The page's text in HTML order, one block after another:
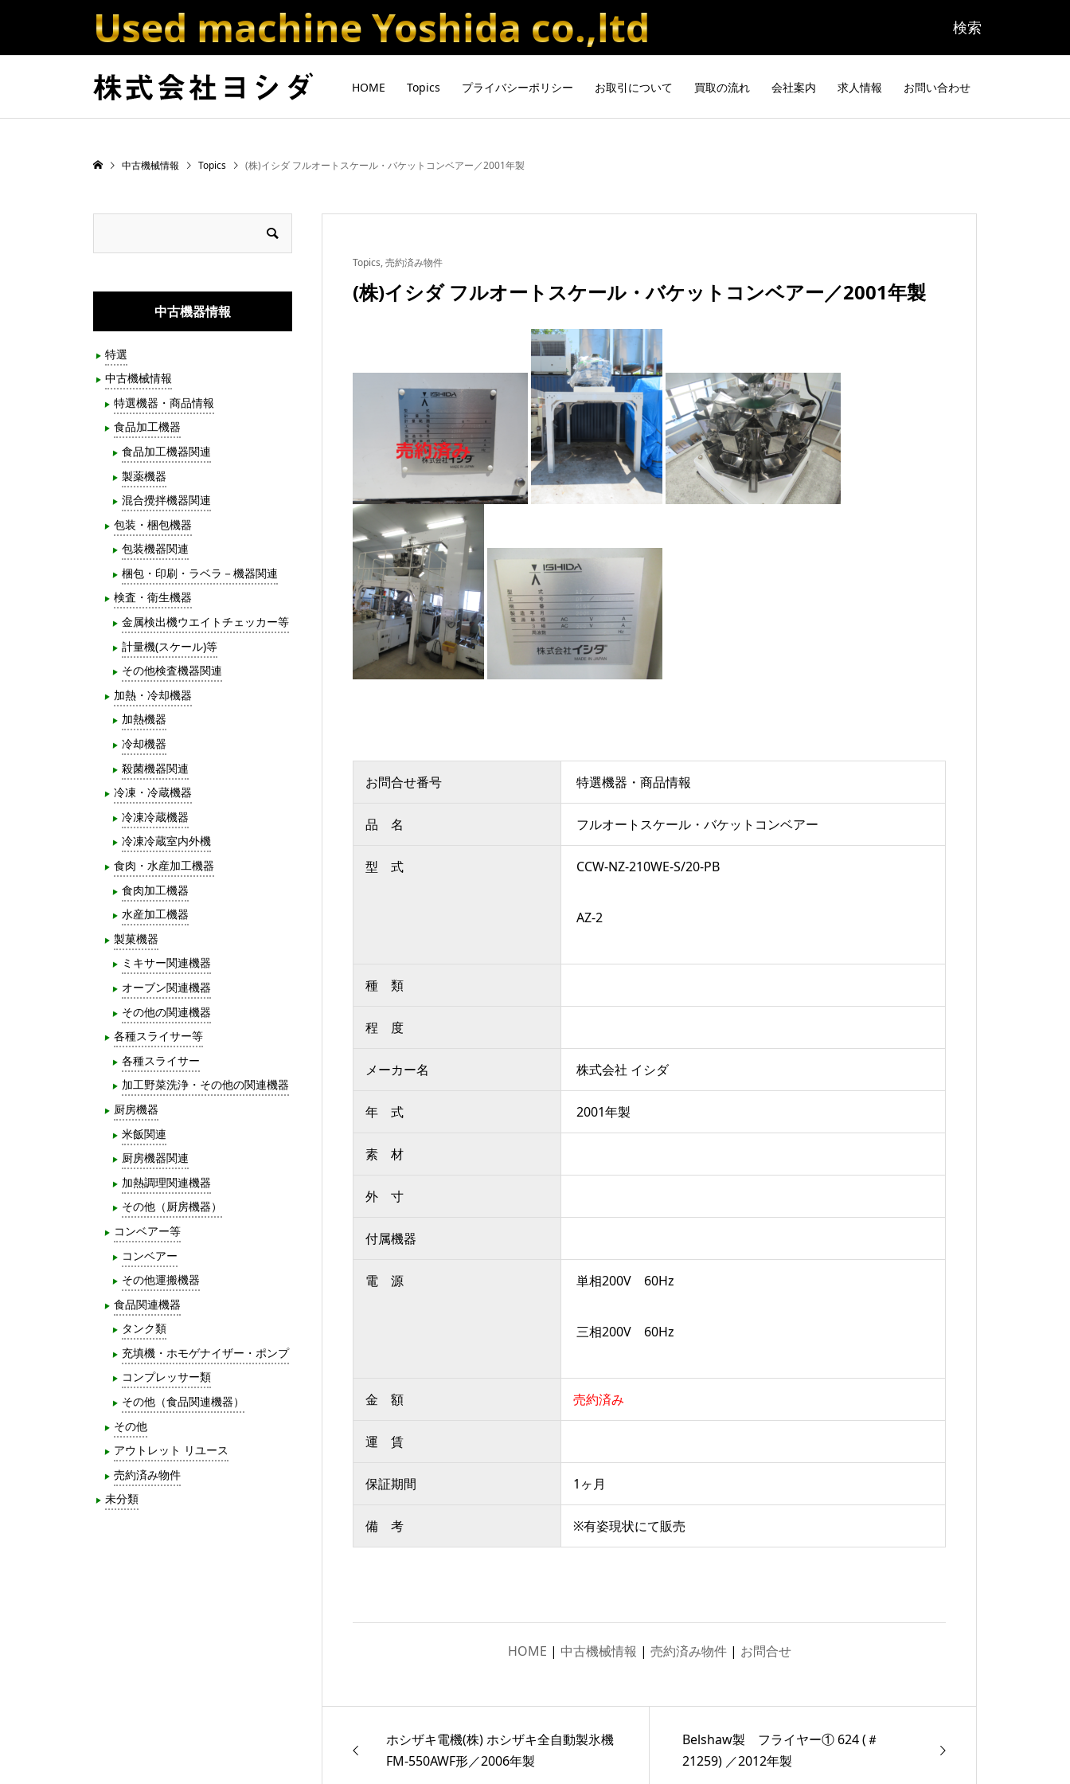
Used machine Yoshida co.,ltd
HOME Topics プライバシーポリシー お取引について 買取の流れ 会社案内 求人情報 お問い合わせ
中古機械情報 Topics (株)イシダ フルオートスケール・バケットコンベアー／2001年製
Topics,売約済み物件
(株)イシダ フルオートスケール・バケットコンベアー／2001年製
お問合せ番号 特選機器・商品情報
品 名 フルオートスケール・バケットコンベアー
型 式 CCW-NZ-210WE-S/20-PB
AZ-2
種 類
程 度
メーカー名 株式会社 イシダ
年 式 2001年製
素 材
外 寸
付属機器
電 源 単相200V 60Hz
三相200V 60Hz
金 額 売約済み
運 賃
保証期間 1ヶ月
備 考 ※有姿現状にて販売
HOME | 中古機械情報 | 売約済み物件| お問合せ
ホシザキ電機(株) ホシザキ全自動製氷機
FM-550AWF形／2006年製
Belshaw製 フライヤー① 624 (＃
21259) ／2012年製
中古機器情報
特選
中古機械情報
特選機器・商品情報
食品加工機器
食品加工機器関連
製薬機器
混合攪拌機器関連
包装・梱包機器
包装機器関連
梱包・印刷・ラベラ－機器関連
検査・衛生機器
金属検出機ウエイトチェッカー等
計量機(スケール)等
その他検査機器関連
加熱・冷却機器
加熱機器
冷却機器
殺菌機器関連
冷凍・冷蔵機器
冷凍冷蔵機器
冷凍冷蔵室内外機
食肉・水産加工機器
食肉加工機器
水産加工機器
製菓機器
ミキサー関連機器
オーブン関連機器
その他の関連機器
各種スライサー等
各種スライサー
加工野菜洗浄・その他の関連機器
厨房機器
米飯関連
厨房機器関連
加熱調理関連機器
その他（厨房機器）
コンベアー等
コンベアー
その他運搬機器
食品関連機器
タンク類
充填機・ホモゲナイザー・ポンプ
コンプレッサー類
その他（食品関連機器）
その他
アウトレット リユース
売約済み物件
未分類